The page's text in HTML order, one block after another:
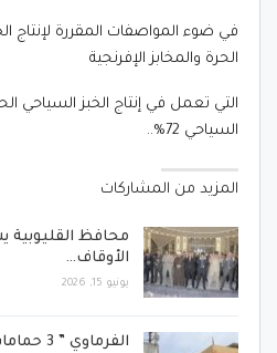
في ضوء المواصفات المقررة لإنتاج
الحرة والمخابز الإفرنجية
التي تعمل في إنتاج الخبز السياحي
السياحي 72%..
المزيد من المشاركات
محافظ القليوبية
الأوقاف…
يونيو 15, 2026